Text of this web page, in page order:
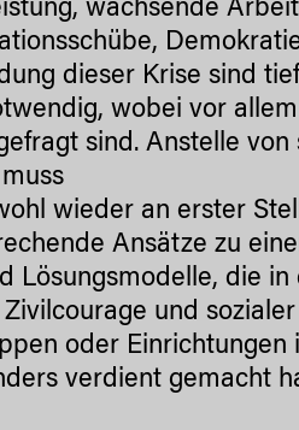
wachsende
dieser Krise sind
wobei vor
sind. Anstelle
wieder an erster
Ansätze zu
Lösungsmodelle, die
und
oder
verdient gemacht